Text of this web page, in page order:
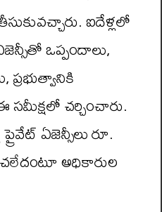
ఐదేళ్లలో
ఒప్పందాలు,
సమీక్షలో చర్చించారు.
ఏజెన్సీలు రూ.
అధికారుల